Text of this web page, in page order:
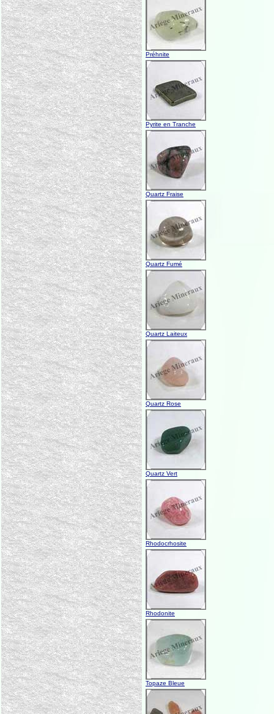
Préhnite
Pyrite en Tranche
Quartz Fraise
Quartz Fumé
Quartz Laiteux
Quartz Rose
Quartz Vert
Rhodocrhosite
Rhodonite
Topaze Bleue